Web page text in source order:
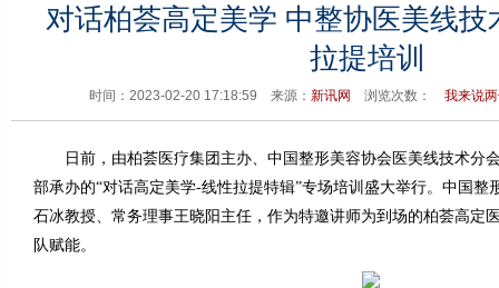
对话柏荟高定美学 中整协医美线技
拉提培训
时间：2023-02-20 17:18:59 来源： 新讯网 浏览次数： 我来说
日前，由柏荟医疗集团主办、中国整形美容协会医美线技术分
部承办的“对话高定美学-线性拉提特辑”专场培训盛大举行。中国整
石冰教授、常务理事王晓阳主任，作为特邀讲师为到场的柏荟高定
队赋能。